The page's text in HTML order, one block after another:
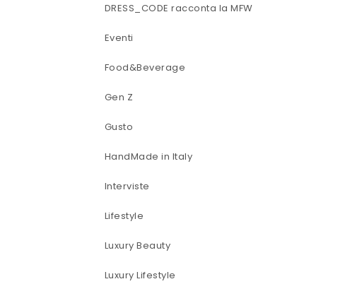
DRESS_CODE racconta la MFW
Eventi
Food&Beverage
Gen Z
Gusto
HandMade in Italy
Interviste
Lifestyle
Luxury Beauty
Luxury Lifestyle